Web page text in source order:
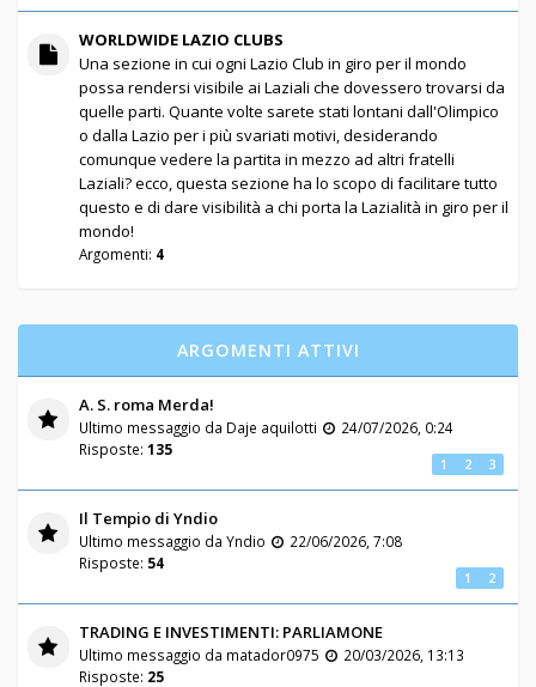
WORLDWIDE LAZIO CLUBS
Una sezione in cui ogni Lazio Club in giro per il mondo
possa rendersi visibile ai Laziali che dovessero trovarsi da
quelle parti. Quante volte sarete stati lontani dall'Olimpico
o dalla Lazio per i più svariati motivi, desiderando
comunque vedere la partita in mezzo ad altri fratelli
Laziali? ecco, questa sezione ha lo scopo di facilitare tutto
questo e di dare visibilità a chi porta la Lazialità in giro per il
mondo!
Argomenti: 4
ARGOMENTI ATTIVI
A. S. roma Merda!
Ultimo messaggio da Daje aquilotti
24/07/2026, 0:24
Risposte: 135
1 2 3
Il Tempio di Yndio
Ultimo messaggio da Yndio
22/06/2026, 7:08
Risposte: 54
1 2
TRADING E INVESTIMENTI: PARLIAMONE
Ultimo messaggio da matador0975
20/03/2026, 13:13
Risposte: 25